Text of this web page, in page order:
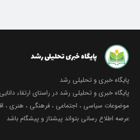
پایگاه خبری و تحلیلی رشد
پایگاه خبری و تحلیلی رشد در راستای ارتقاء
موضوعات سیاسی ، اجتماعی ، فرهنگی ، هنری ،
عرصه اطلاع رسانی بتواند پیشتاز و پیشگام باشد